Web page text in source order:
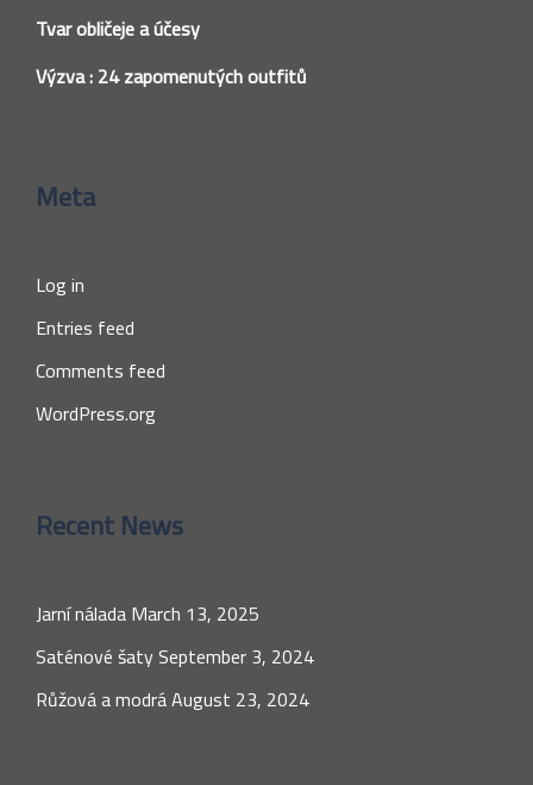
Tvar obličeje a účesy
Výzva : 24 zapomenutých outfitů
Meta
Log in
Entries feed
Comments feed
WordPress.org
Recent News
Jarní náladaMarch 13, 2025
Saténové šatySeptember 3, 2024
Růžová a modráAugust 23, 2024